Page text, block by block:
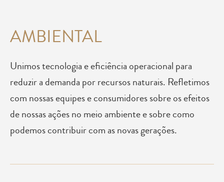
AMBIENTAL
Unimos tecnologia e eficiência operacional para
reduzir a demanda por recursos naturais. Refletimos
com nossas equipes e consumidores sobre os efeitos
de nossas ações no meio ambiente e sobre como
podemos contribuir com as novas gerações.